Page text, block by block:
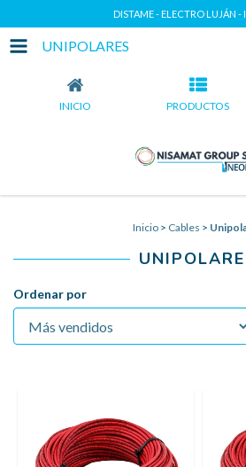
DISTAME - ELECTRO LUJÁN -
UNIPOLARES
INICIO PRODUCTOS
Inicio > Cables >
Ordenar por